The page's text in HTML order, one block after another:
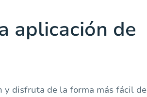
aplicación de
y disfruta de la forma más fácil de